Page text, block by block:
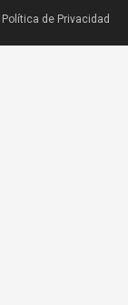
Política de Privacidad